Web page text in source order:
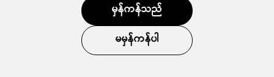
မှန်ကန်သည်
မမှန်ကန်ပါ